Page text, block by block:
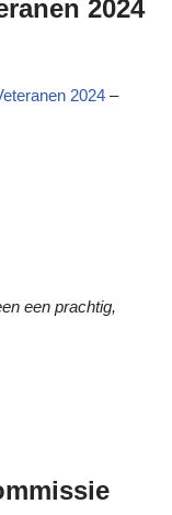
2024
2024 –
een prachtig,